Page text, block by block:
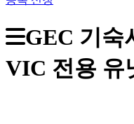
GEC 기숙
VIC 전용 유